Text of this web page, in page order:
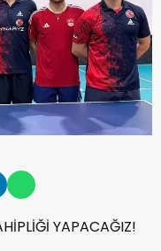
YAPACAĞIZ!